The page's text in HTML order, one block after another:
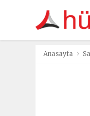
Anasayfa